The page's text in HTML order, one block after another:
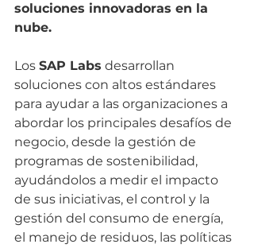
soluciones innovadoras en la
nube.
Los SAP Labs desarrollan
soluciones con altos estándares
para ayudar a las organizaciones a
abordar los principales desafíos de
negocio, desde la gestión de
programas de sostenibilidad,
ayudándolos a medir el impacto
de sus iniciativas, el control y la
gestión del consumo de energía,
el manejo de residuos, las políticas